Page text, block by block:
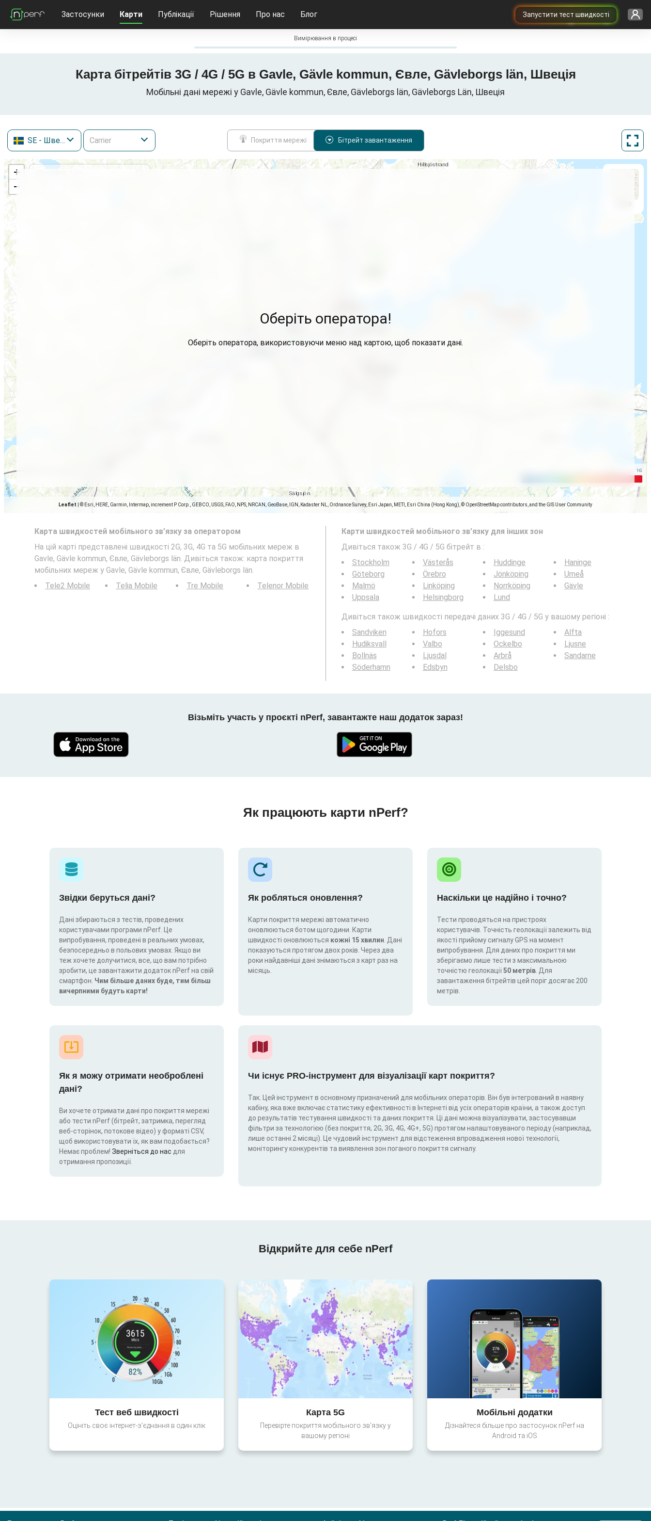
Запустити тест швидкості
Застосунки Карти Публікації Рішення Про нас Блог
Вимірювання в процесі
Карта бітрейтів 3G / 4G / 5G в Gavle, Gävle kommun, Євле, Gävleborgs län, Швеція
Мобільні дані мережі у Gavle, Gävle kommun, Євле, Gävleborgs län, Gävleborgs Län, Швеція
SE - Швеція Покриття мережі Бітрейт завантаження
+
−
Leaflet © Esri, HERE, Garmin, Intermap, increment P Corp., GEBCO, USGS, FAO, NPS, NRCAN, GeoBase, IGN, Kadaster NL, Ordnance Survey, Esri Japan, METI, Esri China (Hong Kong), © OpenStreetMap contributors, and the GIS User Community
Оберіть оператора!
Оберіть оператора, використовуючи меню над картою, щоб показати дані.
Карта швидкостей мобільного зв’язку за оператором
На цій карті представлені швидкості 2G, 3G, 4G та 5G мобільних мереж в
Gavle, Gävle kommun, Євле, Gävleborgs län. Дивіться також: карта покриття
мобільних мереж у Gavle, Gävle kommun, Євле, Gävleborgs län.
Tele2 Mobile
Telia Mobile Tre Mobile Telenor Mobile
Карти швидкостей мобільного зв’язку для інших зон
Дивіться також 3G / 4G / 5G бітрейт в :
Stockholm
Göteborg
Malmö
Uppsala
Västerås
Örebro
Linköping
Helsingborg
Huddinge
Jönköping
Norrköping
Lund
Haninge
Umeå
Gävle
Дивіться також швидкості передачі даних 3G / 4G / 5G у вашому регіоні :
Sandviken
Hudiksvall
Bollnäs
Söderhamn
Hofors
Valbo
Ljusdal
Edsbyn
Iggesund
Ockelbo
Arbrå
Delsbo
Alfta
Ljusne
Sandarne
Візьміть участь у проєкті nPerf, завантажте наш додаток зараз!
Як працюють карти nPerf?
Звідки беруться дані?
Дані збираються з тестів, проведених
користувачами програми nPerf. Це
випробування, проведені в реальних умовах,
безпосередньо в польових умовах. Якщо ви
теж хочете долучитися, все, що вам потрібно
зробити, це завантажити додаток nPerf на свій
смартфон. Чим більше даних буде, тим більш
вичерпними будуть карти!
Як робляться оновлення?
Карти покриття мережі автоматично
оновлюються ботом щогодини. Карти
швидкості оновлюються кожні 15 хвилин . Дані
показуються протягом двох років. Через два
роки найдавніші дані знімаються з карт раз на
місяць.
Наскільки це надійно і точно?
Тести проводяться на пристроях
користувачів. Точність геолокації залежить від
якості прийому сигналу GPS на момент
випробування. Для даних про покриття ми
зберігаємо лише тести з максимальною
точністю геолокації50 метрів . Для
завантаження бітрейтів цей поріг досягає 200
метрів.
Як я можу отримати необроблені
дані?
Ви хочете отримати дані про покриття мережі
або тести nPerf (бітрейт, затримка, перегляд
веб-сторінок, потокове відео) у форматі CSV,
щоб використовувати їх, як вам подобається?
Немає проблем! Зверніться до нас для
отримання пропозиції.
Чи існує PRO-інструмент для візуалізації карт покриття?
Так. Цей інструмент в основному призначений для мобільних операторів. Він був інтегрований в наявну
кабіну, яка вже включає статистику ефективності в Інтернеті від усіх операторів країни, а також доступ
до результатів тестування швидкості та даних покриття. Ці дані можна візуалізувати, застосувавши
фільтри за технологією (без покриття, 2G, 3G, 4G, 4G+, 5G) протягом налаштовуваного періоду (наприклад,
лише останні 2 місяці). Це чудовий інструмент для відстеження впровадження нової технології,
моніторингу конкурентів та виявлення зон поганого покриття сигналу.
Відкрийте для себе nPerf
Тест веб швидкості
Оцініть своє інтернет-з'єднання в один клік
Карта 5G
Перевірте покриття мобільного зв'язку у
вашому регіоні
Мобільні додатки
Дізнайтеся більше про застосунок nPerf на
Android та iOS